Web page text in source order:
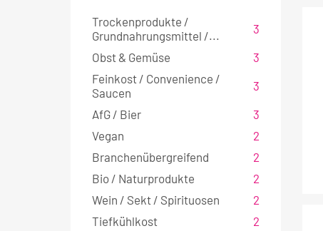
Trockenprodukte /
Grundnahrungsmittel /...
3
Obst & Gemüse
3
Feinkost / Convenience /
Saucen
3
AfG / Bier
3
Vegan
2
Branchenübergreifend
2
Bio / Naturprodukte
2
Wein / Sekt / Spirituosen
2
Tiefkühlkost
2